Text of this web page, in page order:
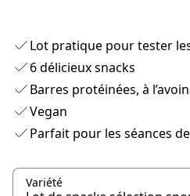
Lot pratique pour tester
6 délicieux snacks
Barres protéinées, à
Vegan
Parfait pour les séances
Variété